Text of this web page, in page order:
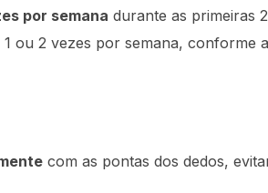
por semana durante as primeiras
1 ou 2 vezes por semana, conforme
com as pontas dos dedos,